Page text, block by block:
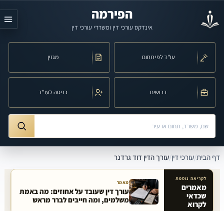
הפירמה
אינדקס עורכי דין ומשרדי עורכי דין
עו"ד לפי תחום מגזין
דרושים כניסה לעו"ד
חיפוש לפי שם, משרד, תחום משפט או עיר
דף הבית/עורכי דין/עורך הדין דוד גרדנר
מאמרים קשורים באתר
לקריאה נוספת
מאמרים
שכדאי
לקרוא
מאמר
עורך דין שעובד על אחוזים: מה באמת
משלמים, ומה חייבים לברר מראש